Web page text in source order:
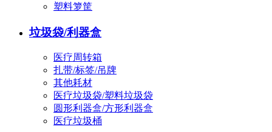
塑料箩筐
垃圾袋/利器盒
医疗周转箱
扎带/标签/吊牌
其他耗材
医疗垃圾袋/塑料垃圾袋
圆形利器盒/方形利器盒
医疗垃圾桶